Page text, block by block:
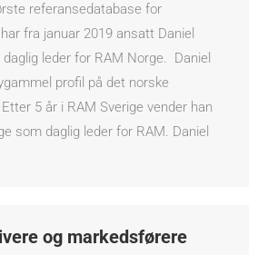
referansedatabase for
fra januar 2019 ansatt Daniel
leder for RAM Norge. Daniel
profil på det norske
5 år i RAM Sverige vender han
som daglig leder for RAM. Daniel
og markedsførere